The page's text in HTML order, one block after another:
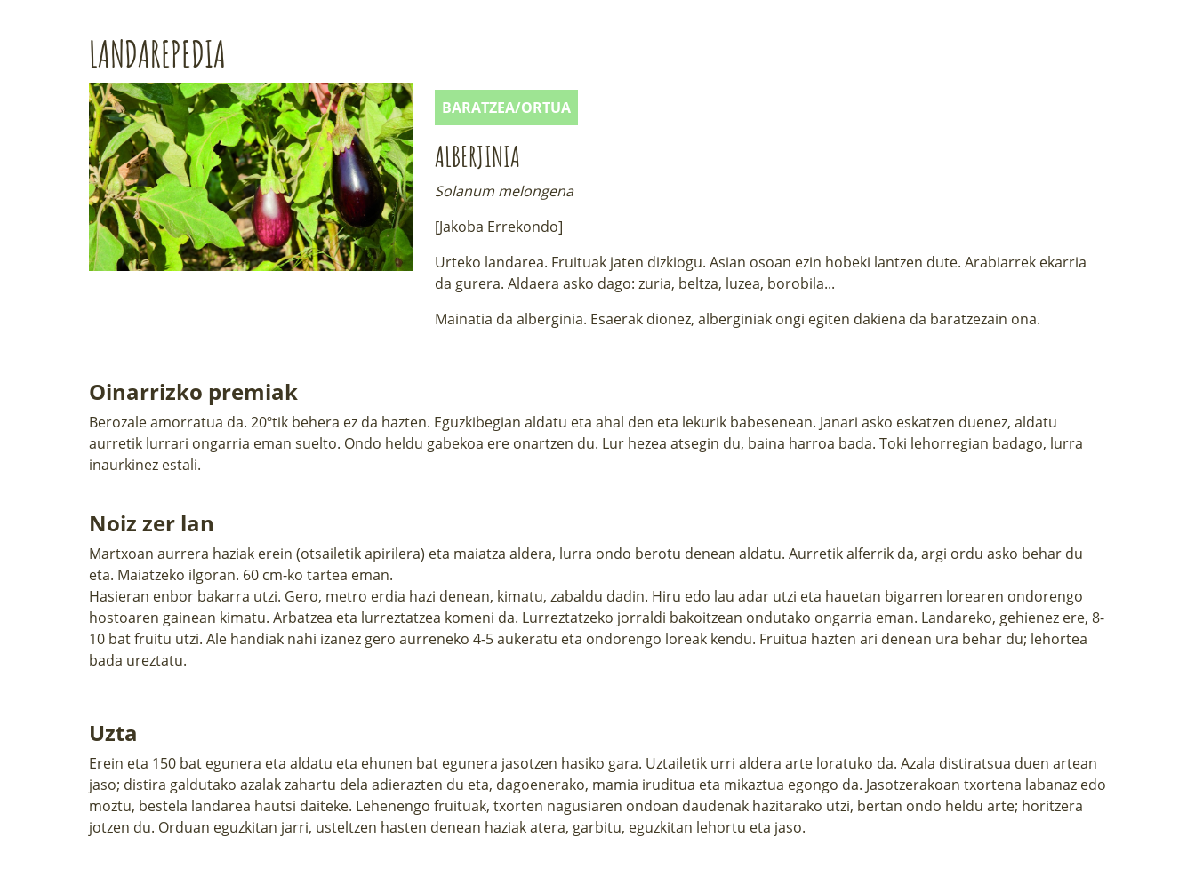
LANDAREPEDIA
BARATZEA/ORTUA
ALBERJINIA
Solanum melongena
[Jakoba Errekondo]
Urteko landarea. Fruituak jaten dizkiogu. Asian osoan ezin hobeki lantzen dute. Arabiarrek ekarria
da gurera. Aldaera asko dago: zuria, beltza, luzea, borobila...
Mainatia da alberginia. Esaerak dionez, alberginiak ongi egiten dakiena da baratzezain ona.
Oinarrizko premiak
Berozale amorratua da. 20ºtik behera ez da hazten. Eguzkibegian aldatu eta ahal den eta lekurik babesenean. Janari asko eskatzen duenez, aldatu
aurretik lurrari ongarria eman suelto. Ondo heldu gabekoa ere onartzen du. Lur hezea atsegin du, baina harroa bada. Toki lehorregian badago, lurra
inaurkinez estali.
Noiz zer lan
Martxoan aurrera haziak erein (otsailetik apirilera) eta maiatza aldera, lurra ondo berotu denean aldatu. Aurretik alferrik da, argi ordu asko behar du
eta. Maiatzeko ilgoran. 60 cm-ko tartea eman.
Hasieran enbor bakarra utzi. Gero, metro erdia hazi denean, kimatu, zabaldu dadin. Hiru edo lau adar utzi eta hauetan bigarren lorearen ondorengo
hostoaren gainean kimatu. Arbatzea eta lurreztatzea komeni da. Lurreztatzeko jorraldi bakoitzean ondutako ongarria eman. Landareko, gehienez ere, 8-
10 bat fruitu utzi. Ale handiak nahi izanez gero aurreneko 4-5 aukeratu eta ondorengo loreak kendu. Fruitua hazten ari denean ura behar du; lehortea
bada ureztatu.
Uzta
Erein eta 150 bat egunera eta aldatu eta ehunen bat egunera jasotzen hasiko gara. Uztailetik urri aldera arte loratuko da. Azala distiratsua duen artean
jaso; distira galdutako azalak zahartu dela adierazten du eta, dagoenerako, mamia iruditua eta mikaztua egongo da. Jasotzerakoan txortena labanaz edo
moztu, bestela landarea hautsi daiteke. Lehenengo fruituak, txorten nagusiaren ondoan daudenak hazitarako utzi, bertan ondo heldu arte; horitzera
jotzen du. Orduan eguzkitan jarri, usteltzen hasten denean haziak atera, garbitu, eguzkitan lehortu eta jaso.